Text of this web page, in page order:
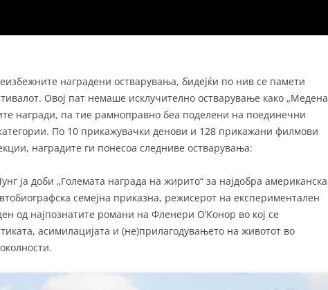
наградени остварувања, бидејќи по нив се памети
Овој пат немаше исклучително остварување како „Медена
награди, па тие рамноправно беа поделени на поединечни
По 10 прикажувачки денови и 128 прикажани филмови
наградите ги понесоа следниве остварувања:
ја доби „Големата награда на жирито“ за најдобра американска
семејна приказна, режисерот на експериментален
од најпознатите романи на Фленери О’Конор во кој се
асимилацијата и (не)прилагодувањето на животот во